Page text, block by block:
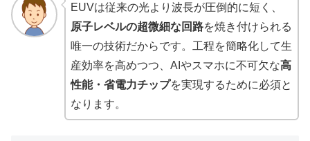
EUVは従来の光より波長が圧倒的に短く、
原子レベルの超微細な回路を焼き付けられる
唯一の技術だからです。工程を簡略化して生
産効率を高めつつ、AIやスマホに不可欠な高
性能・省電力チップを実現するために必須と
なります。